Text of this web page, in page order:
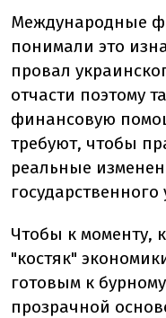
Международные
понимали это
провал
отчасти поэтому
финансовую
требуют, чтобы
реальные
Чтобы к моменту,
"костяк"
готовым к
прозрачной